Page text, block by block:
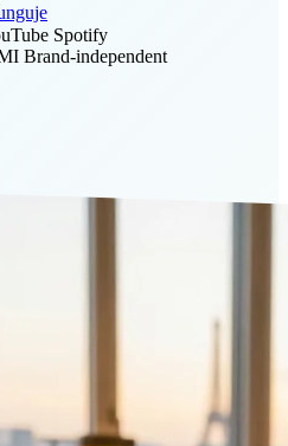
Spotify
Brand-independent